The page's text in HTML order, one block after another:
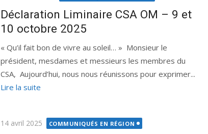
Déclaration Liminaire CSA OM – 9 et
10 octobre 2025
« Qu’il fait bon de vivre au soleil… » Monsieur le
président, mesdames et messieurs les membres du
CSA, Aujourd’hui, nous nous réunissons pour exprimer...
Lire la suite
Publié
14 avril 2025 COMMUNIQUÉS EN RÉGION